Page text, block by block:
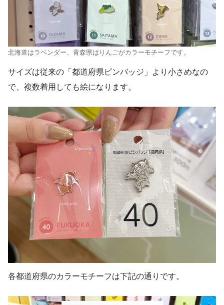
北海道はラベンダー、青森県はりんごがカラーモチーフです。
サイズは従来の「都道府県ピンバッジ」より小さめなの
で、複数着用しても絵になります。
各都道府県のカラーモチーフは下記の通りです。